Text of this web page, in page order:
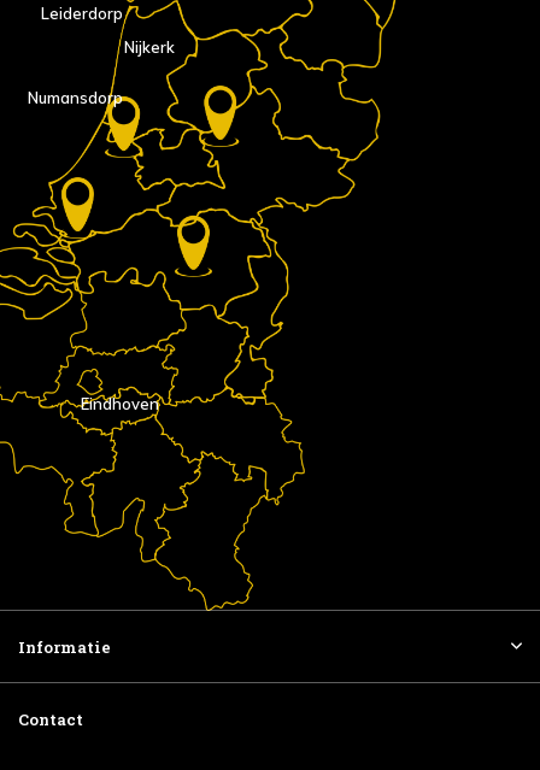
Eindhoven
Nijkerk
Numansdorp
Leiderdorp
Informatie
Contact